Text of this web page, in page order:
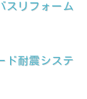
スリフォーム
ド耐震システ